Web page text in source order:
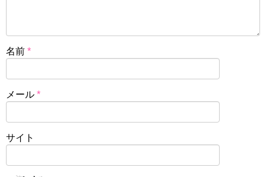
名前 *
メール *
サイト